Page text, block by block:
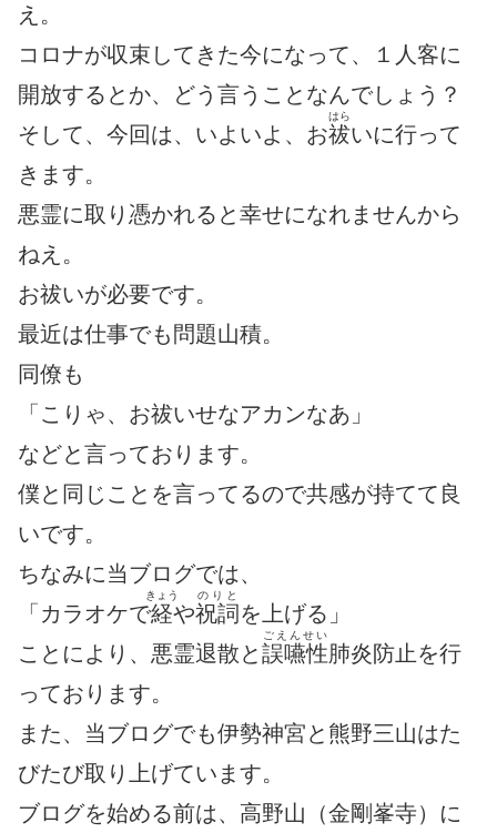
え。
コロナが収束してきた今になって、１人客に
開放するとか、どう言うことなんでしょう？
そして、今回は、いよいよ、お祓
はら
いに行って
きます。
悪霊に取り憑かれると幸せになれませんから
ねえ。
お祓いが必要です。
最近は仕事でも問題山積。
同僚も
「こりゃ、お祓いせなアカンなあ」
などと言っております。
僕と同じことを言ってるので共感が持てて良
いです。
ちなみに当ブログでは、
「カラオケで経
きょう
や祝詞
のりと
を上げる」
ことにより、悪霊退散と誤嚥性
ごえんせい
肺炎防止を行
っております。
また、当ブログでも伊勢神宮と熊野三山はた
びたび取り上げています。
ブログを始める前は、高野山（金剛峯寺）に